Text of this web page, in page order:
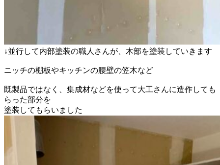
↓並行して内部塗装の職人さんが、木部を塗装していきます
ニッチの棚板やキッチンの腰壁の笠木など
既製品ではなく、集成材などを使って大工さんに造作しても
らった部分を
塗装してもらいました